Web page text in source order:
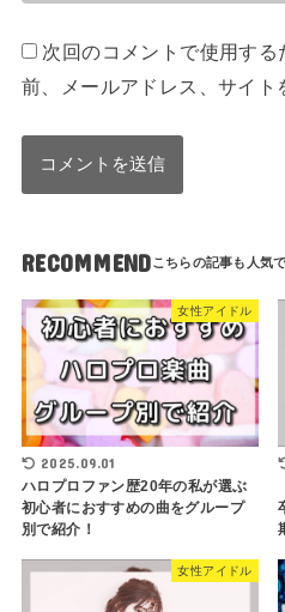
次回のコメントで使用す
前、メールアドレス、サイト
RECOMMEND
女性アイドル
2025.09.01
ハロプロファン歴20年の私が選ぶ
初心者におすすめの曲をグループ
別で紹介！
女性アイドル